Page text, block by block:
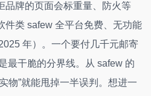
品牌的页面会标重量、防火等
件类 safew 全平台免费、无功能
年）。一个要付几千元邮寄
最干脆的分界线。从 safew 的
物”就能甩掉一半误判。想进一